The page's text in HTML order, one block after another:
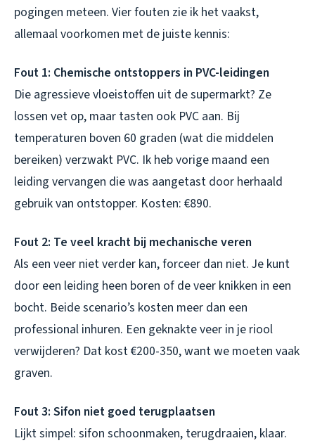
pogingen meteen. Vier fouten zie ik het vaakst,
allemaal voorkomen met de juiste kennis:
Fout 1: Chemische ontstoppers in PVC-leidingen
Die agressieve vloeistoffen uit de supermarkt? Ze
lossen vet op, maar tasten ook PVC aan. Bij
temperaturen boven 60 graden (wat die middelen
bereiken) verzwakt PVC. Ik heb vorige maand een
leiding vervangen die was aangetast door herhaald
gebruik van ontstopper. Kosten: €890.
Fout 2: Te veel kracht bij mechanische veren
Als een veer niet verder kan, forceer dan niet. Je kunt
door een leiding heen boren of de veer knikken in een
bocht. Beide scenario’s kosten meer dan een
professional inhuren. Een geknakte veer in je riool
verwijderen? Dat kost €200-350, want we moeten vaak
graven.
Fout 3: Sifon niet goed terugplaatsen
Lijkt simpel: sifon schoonmaken, terugdraaien, klaar.